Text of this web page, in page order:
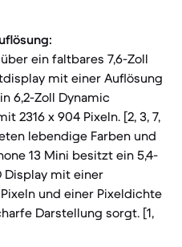
ein faltbares 7,6-Zoll
mit einer Auflösung
6,2-Zoll Dynamic
2316 x 904 Pixeln. [2, 3, 7,
lebendige Farben und
13 Mini besitzt ein 5,4-
Display mit einer
und einer Pixeldichte
Darstellung sorgt. [1,